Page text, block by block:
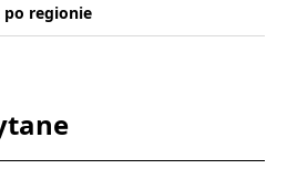
regionie